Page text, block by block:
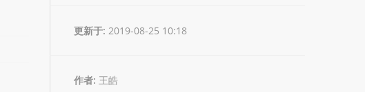
更新于: 2019-08-25 10:18
作者: 王皓